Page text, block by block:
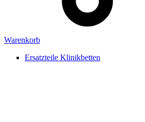
Warenkorb
Ersatzteile Klinikbetten